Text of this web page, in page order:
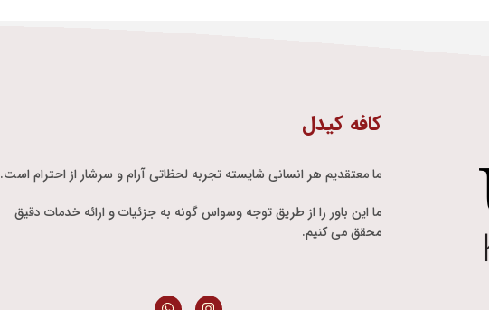
کافه کیدل
ما معتقدیم هر انسانی شایسته تجربه لحظاتی آرام و سرشار از احترام است.
ما این باور را از طریق توجه وسواس گونه به جزئیات و ارائه خدمات دقیق
محقق می کنیم.